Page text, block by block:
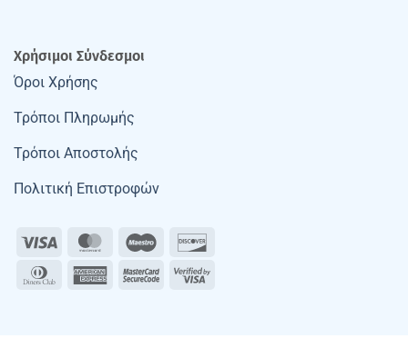
Χρήσιμοι Σύνδεσμοι
Όροι Χρήσης
Τρόποι Πληρωμής
Τρόποι Αποστολής
Πολιτική Επιστροφών
Visa MasterCardMaestro
Dinners
AmericanMasterCard
Visa